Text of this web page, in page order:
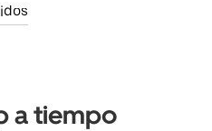
a tiempo